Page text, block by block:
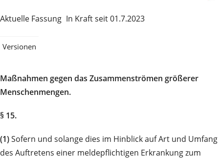
Aktuelle Fassung In Kraft seit 01.7.2023
Versionen
Maßnahmen gegen das Zusammenströmen größerer
Menschenmengen.
§ 15.
(1)Sofern und solange dies im Hinblick auf Art und Umfang
des Auftretens einer meldepflichtigen Erkrankung zum